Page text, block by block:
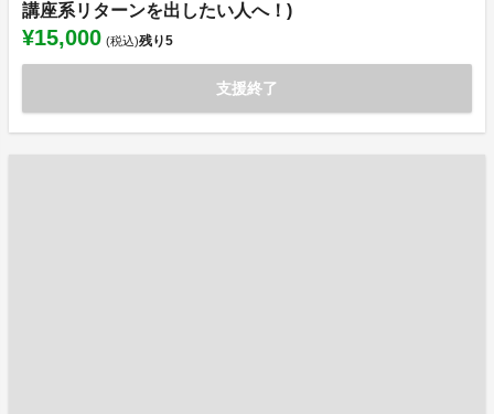
講座系リターンを出したい人へ！)
¥15,000 (税込)残り5
支援終了